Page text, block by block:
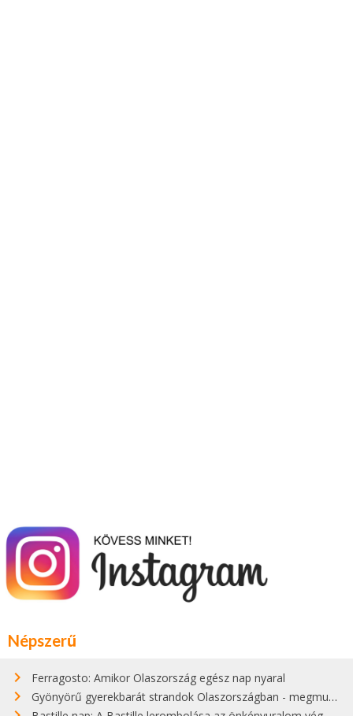
Népszerű
Ferragosto: Amikor Olaszország egész nap nyaral
Gyönyörű gyerekbarát strandok Olaszországban - megmutatjuk a 15 legjobbat